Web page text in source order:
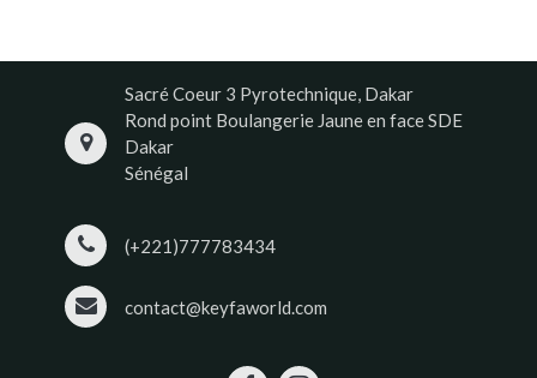
Sacré Coeur 3 Pyrotechnique, Dakar
Rond point Boulangerie Jaune en face SDE
Dakar
Sénégal
(+221)777783434
contact@keyfaworld.com